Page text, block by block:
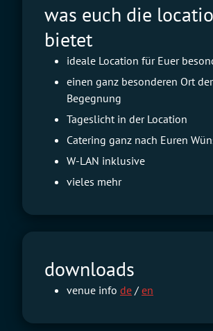
was euch die
bietet
ideale Location für Euer
einen ganz besonderen Ort der
Begegnung
Tageslicht in der Location
Catering ganz nach Euren
W-LAN inklusive
vieles mehr
downloads
venue info de / en